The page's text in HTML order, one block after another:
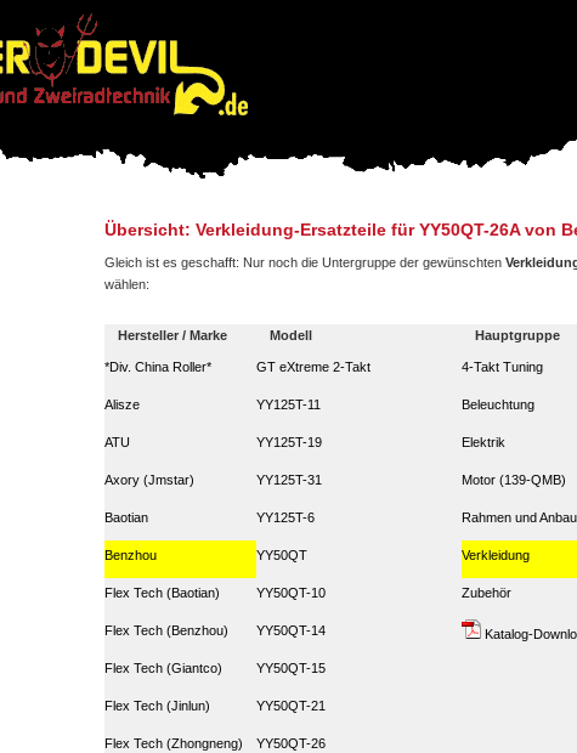
Übersicht: Verkleidung-Ersatzteile für YY50QT-26A von
Gleich ist es geschafft: Nur noch die Untergruppe der gewünschten
wählen:
Hersteller / Marke Modell Hauptgruppe
*Div. China Roller*
Alisze
ATU
Axory (Jmstar)
Baotian
Benzhou
Flex Tech (Baotian)
Flex Tech (Benzhou)
Flex Tech (Giantco)
Flex Tech (Jinlun)
Flex Tech (Zhongneng)
GT eXtreme 2-Takt
YY125T-11
YY125T-19
YY125T-31
YY125T-6
YY50QT
YY50QT-10
YY50QT-14
YY50QT-15
YY50QT-21
YY50QT-26
4-Takt Tuning
Beleuchtung
Elektrik
Motor (139-QMB)
Rahmen und
Verkleidung
Zubehör
Katalog-